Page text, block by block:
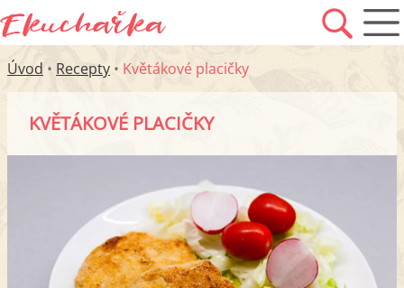
Úvod • Recepty • Květákové placičky
KVĚTÁKOVÉ PLACIČKY